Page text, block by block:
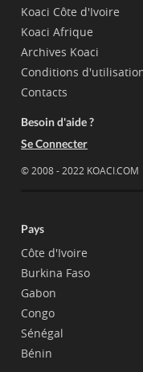
Koaci Côte d'Ivoire
Koaci Afrique
Archives Koaci
Conditions
Contacts
Besoin d'aide ?
Se Connecter
© 2008 - 2022 KOACI.COM
Pays
Côte d'Ivoire
Burkina Faso
Gabon
Congo
Sénégal
Bénin